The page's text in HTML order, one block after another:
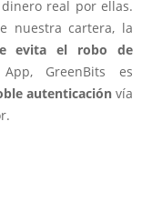
real por ellas.
nuestra cartera, la
evita el robo de
GreenBits es
autenticación vía